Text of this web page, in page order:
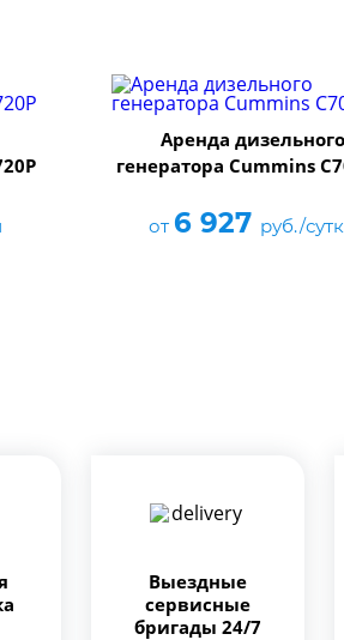
Аренда дизельного
генератора Cummins
от 6 927 руб./
Выездные
сервисные
бригады 24/7